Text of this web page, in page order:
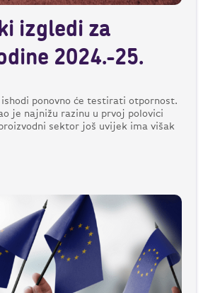
izgledi za
2024.-25.
ponovno će testirati otpornost.
je najnižu razinu u prvoj polovici
sektor još uvijek ima višak